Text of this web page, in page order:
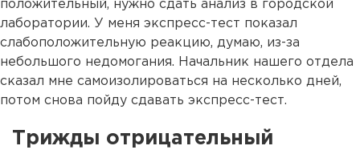
положительный, нужно сдать анализ в городской
лаборатории. У меня экспресс-тест показал
слабоположительную реакцию, думаю, из-за
небольшого недомогания. Начальник нашего отдела
сказал мне самоизолироваться на несколько дней,
потом снова пойду сдавать экспресс-тест.
Трижды отрицательный